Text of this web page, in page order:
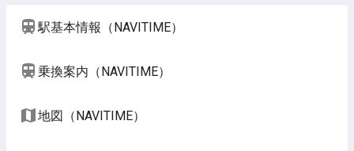
駅基本情報（NAVITIME）
乗換案内（NAVITIME）
地図（NAVITIME）